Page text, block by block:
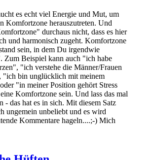
es echt viel Energie und Mut, um
Komfortzone herauszutreten. Und
durchaus nicht, dass es hier
und harmonisch zugeht. Komfortzone
sein, in dem Du irgendwie
Zum Beispiel kann auch "ich habe
"ich verstehe die Männer/Frauen
"ich bin unglücklich mit meinem
"in meiner Position gehört Stress
Komfortzone sein. Und lass das mal
- das hat es in sich. Mit diesem Satz
ungemein unbeliebt und es wird
Kommentare hageln....;-) Mich